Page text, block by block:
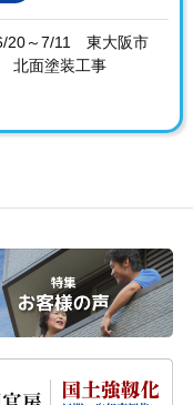
20～7/11 東大阪市
北面塗装工事